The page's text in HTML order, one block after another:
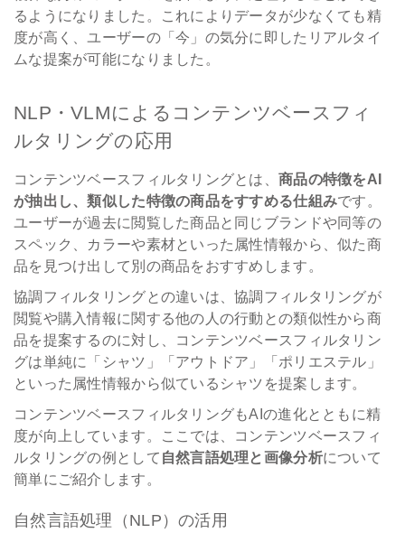
るようになりました。これによりデータが少なくても精
度が高く、ユーザーの「今」の気分に即したリアルタイ
ムな提案が可能になりました。
NLP・VLMによるコンテンツベースフィ
ルタリングの応用
コンテンツベースフィルタリングとは、商品の特徴をAI
が抽出し、類似した特徴の商品をすすめる仕組みです。
ユーザーが過去に閲覧した商品と同じブランドや同等の
スペック、カラーや素材といった属性情報から、似た商
品を見つけ出して別の商品をおすすめします。
協調フィルタリングとの違いは、協調フィルタリングが
閲覧や購入情報に関する他の人の行動との類似性から商
品を提案するのに対し、コンテンツベースフィルタリン
グは単純に「シャツ」「アウトドア」「ポリエステル」
といった属性情報から似ているシャツを提案します。
コンテンツベースフィルタリングもAIの進化とともに精
度が向上しています。ここでは、コンテンツベースフィ
ルタリングの例として 自然言語処理と画像分析について
簡単にご紹介します。
自然言語処理（NLP）の活用